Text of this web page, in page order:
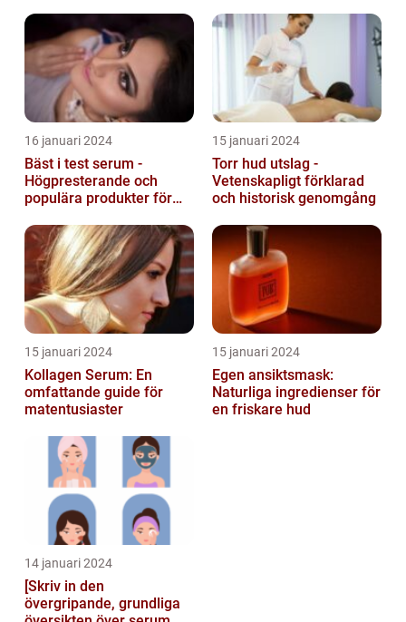
lösni...
16 januari 2024
Bäst i test serum -
Högpresterande och
populära produkter för
15 januari 2024
Torr hud utslag -
Vetenskapligt förklarad
och historisk genomgång
15 januari 2024
Kollagen Serum: En
omfattande guide för
matentusiaster
15 januari 2024
Egen ansiktsmask:
Naturliga ingredienser för
en friskare hud
14 januari 2024
[Skriv in den
övergripande, grundliga